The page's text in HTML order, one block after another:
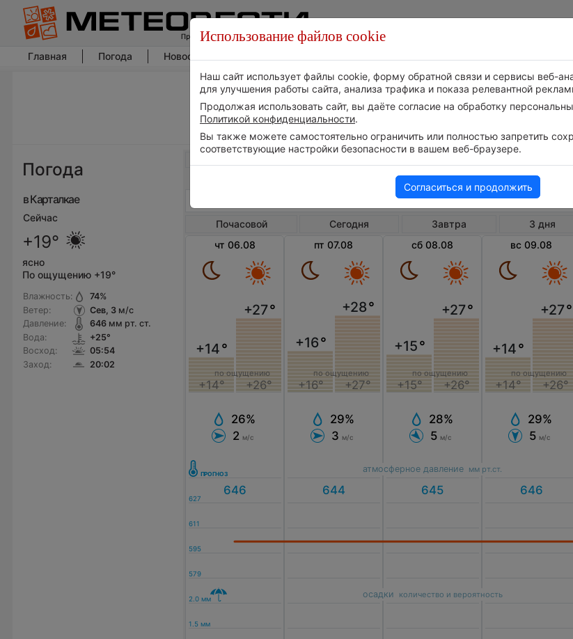
Главная Погода Новости погоды
Погода
в Карталкае
Сейчас
+19°
ясно
По ощущению +19°
Влажность:
Ветер:
Давление:
Вода:
Восход:
Заход:
74%
Сев, 3м/с
646мм рт. ст.
+25°
05:54
20:02
Погода в Карталкае
Почасовой Сегодня Завтра 3 дня
чт 06.08
+14°
+14°
+27°
+26°
по ощущению
26%
2 м/с
пт 07.08
+16°
+16°
+28°
+27°
по ощущению
29%
3 м/с
сб 08.08
+15°
+15°
+27°
+26°
по ощущению
28%
5 м/с
вс 09.08
+14°
+14°
+27°
+26°
по ощущению
29%
5 м/с
атмосферное давление мм рт.ст.
осадки количество и вероятность
Использование файлов cookie
Наш сайт использует файлы cookie, форму обратной связи и сервисы веб-
для улучшения работы сайта, анализа трафика и показа релевантной
Продолжая использовать сайт, вы даёте согласие на обработку
Политикой конфиденциальности.
Вы также можете самостоятельно ограничить или полностью запретить
соответствующие настройки безопасности в вашем веб-браузере.
Согласиться и продолжить